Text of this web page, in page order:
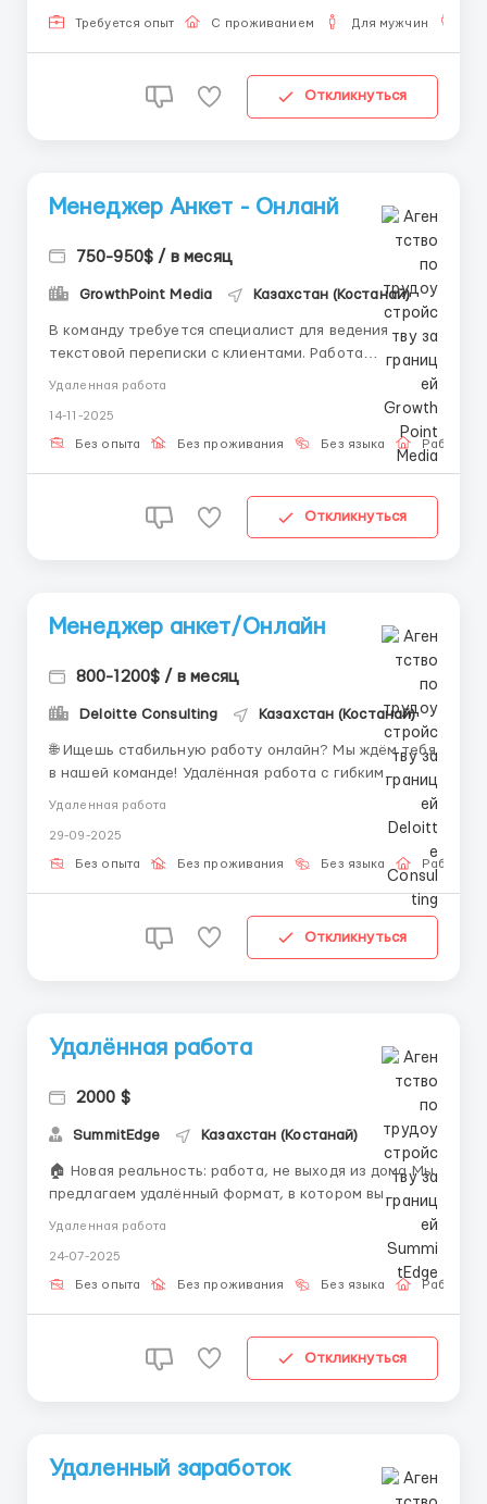
Требуется опыт С проживанием Для мужчин
Откликнуться
Менеджер Анкет - Онланй
750-950$ / в месяц
GrowthPoint Media Казахстан (Костанай)
В команду требуется специалист для ведения
текстовой переписки с клиентами. Работа
Обязанности: отвечать на входящие сообщения,
вести диалог по готовым шаблонам. Условия: гибкий
график, оплата еженедельно, бесплатное обучение.
Удаленная работа
14-11-2025
Без опыта Без проживания Без языка Работа
Откликнуться
Менеджер анкет/Онлайн
800-1200$ / в месяц
Deloitte Consulting Казахстан (Костанай)
🌐 Ищешь стабильную работу онлайн? Мы ждём тебя
в нашей команде! Удалённая работа с гибким
графиком и достойной оплатой. Только переписка,
Гибкий график работы; • Комфортная работа без
привязки к офису; • Гарантированные в...
Удаленная работа
29-09-2025
Без опыта Без проживания Без языка Работа
Откликнуться
Удалённая работа
2000 $
SummitEdge Казахстан (Костанай)
🏠 Новая реальность: работа, не выходя из дома Мы
предлагаем удалённый формат, в котором вы
можете обучаться и выполнять задания в
следовать системе. 📌 Вам подойдёт, если: ✔ У вас
есть интернет ✔ Готовы уделять немного времени
Удаленная работа
24-07-2025
Без опыта Без проживания Без языка Работа
Откликнуться
Удаленный заработок